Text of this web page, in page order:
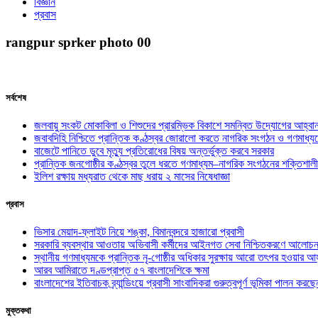
প্রবাস
rangpur sprker photo 00
সর্বশেষ
জলবায়ু সংকট মোকাবিলা ও শিশুদের প্রারম্ভিক বিকাশে সমন্বিত উদ্যোগের
জবাবদিহি নিশ্চিতে প্রান্তিক কণ্ঠস্বর জোরালো করতে নাগরিক সংগঠন ও
বাজেটে পানিতে ডুবে মৃত্যু প্রতিরোধের বিষয় অন্তর্ভুক্ত করবে সরকার
প্রান্তিক জনগোষ্ঠীর কণ্ঠস্বর তুলে ধরতে গণমাধ্যম–নাগরিক সংগঠনের
ইলিশ রক্ষায় মধ্যরাত থেকে মাছ ধরায় ২ মাসের নিষেধাজ্ঞা
প্রবাস
ভিসার মেয়াদ-ফ্লাইট নিয়ে শঙ্কা, বিমানবন্দরে হাজারো প্রবাসী
সরকারি ব্যবস্থার আওতায় অভিবাসী কর্মীদের আইনগত সেবা নিশ্চিতকরণে
স্থানীয় গণমাধ্যমকে প্রান্তিক নৃ-গোষ্ঠীর অধিকার সুরক্ষায় আরো তৎপর হওয়ার
আরব আমিরাতে দণ্ডপ্রাপ্ত ৫৭ বাংলাদেশিকে ক্ষমা
বাংলাদেশের ইতিবাচক ব্র্যান্ডিংয়ে প্রবাসী সাংবাদিকরা গুরুত্বপূর্ণ ভূমিকা পালন
মুক্তকথা